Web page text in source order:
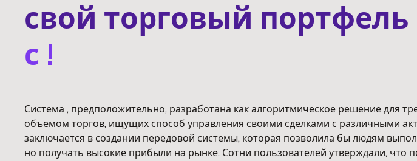
свой торговый портфель
с !
Система , предположительно, разработана как алгоритмическое решение для
объемом торгов, ищущих способ управления своими сделками с различными
заключается в создании передовой системы, которая позволила бы людям
но получать высокие прибыли на рынке. Сотни пользователей утверждали, что